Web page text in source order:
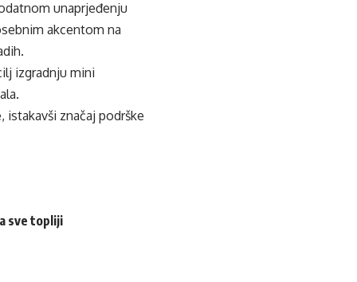
unaprjeđenju
akcentom na
izgradnju mini
značaj podrške
sve topliji